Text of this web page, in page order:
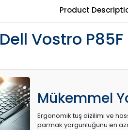
Product
Dell Vostro
Mükemmel
Ergonomik tuş dizilimi ve
parmak yorgunluğunu en